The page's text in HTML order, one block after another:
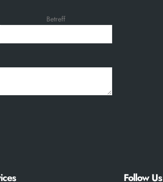
Betreff
Follow Us